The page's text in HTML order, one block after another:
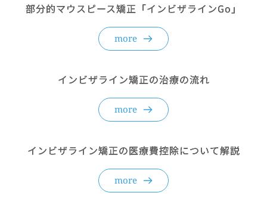
部分的マウスピース矯正「インビザラインGo」
more
インビザライン矯正の治療の流れ
more
インビザライン矯正の医療費控除について解説
more